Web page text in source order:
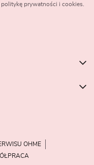
prywatności i cookies.
OHME